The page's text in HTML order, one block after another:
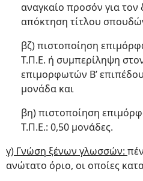
αναγκαίο προσόν για τον
απόκτηση τίτλου
βζ) πιστοποίηση
Τ.Π.Ε. ή συμπερίληψη
επιμορφωτών Β’
μονάδα και
βη) πιστοποίηση
Τ.Π.Ε.: 0,50 μονάδες.
γ) Γνώση ξένων γλωσσών:
ανώτατο όριο, οι οποίες